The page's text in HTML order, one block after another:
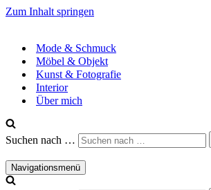
Zum Inhalt springen
Mode & Schmuck
Möbel & Objekt
Kunst & Fotografie
Interior
Über mich
Suchen nach …
Navigationsmenü